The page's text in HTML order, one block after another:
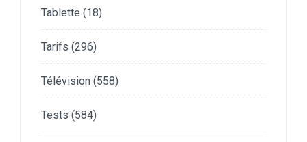
Tablette (18)
Tarifs (296)
Télévision (558)
Tests (584)